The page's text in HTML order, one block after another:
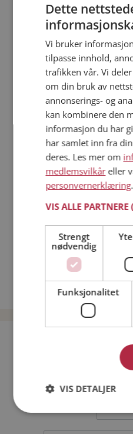
Hvis du søker dating i Hurdal
Møteplassen kan du bli
Läs mer
Trinn 1 - Bli medlem og lag
Trinn 2 - Slik fungerer våre
Trinn 3 - Tips til hvordan du
Sikker dating
Dating på mobilen
Dating på Møteplassen
Nettdatingtips
Match Making på Møteplassen
Kvinner fra Hurdal
Menn fra Hurdal
Date kvinner i Norge
Date menn i Norge
Bli
Dette
Vi bruker
tilpasse innhold,
trafikken vår. Vi
om din bruk av
annonserings- og
kan kombinere den
informasjon du har
har samlet inn fra
deres. Les mer om
medlemsvilkåreller
personvernerklæring.
VIS ALLE PARTNERE
Strengt
nødvendig
Funksjonalitet
VIS DETALJER